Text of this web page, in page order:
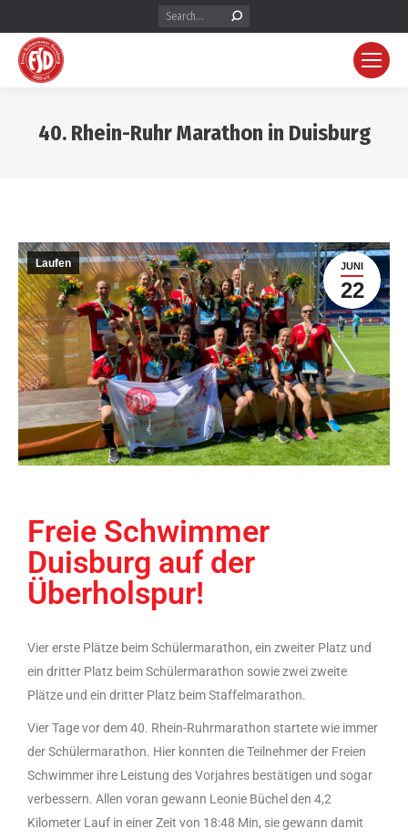
40. Rhein-Ruhr Marathon in Duisburg
JUNI
22
Laufen
Freie Schwimmer
Duisburg auf der
Überholspur!
Vier erste Plätze beim Schülermarathon, ein zweiter Platz und
ein dritter Platz beim Schülermarathon sowie zwei zweite
Plätze und ein dritter Platz beim Staffelmarathon.
Vier Tage vor dem 40. Rhein-Ruhrmarathon startete wie immer
der Schülermarathon. Hier konnten die Teilnehmer der Freien
Schwimmer ihre Leistung des Vorjahres bestätigen und sogar
verbessern. Allen voran gewann Leonie Büchel den 4,2
Kilometer Lauf in einer Zeit von 18:48 Min, sie gewann damit